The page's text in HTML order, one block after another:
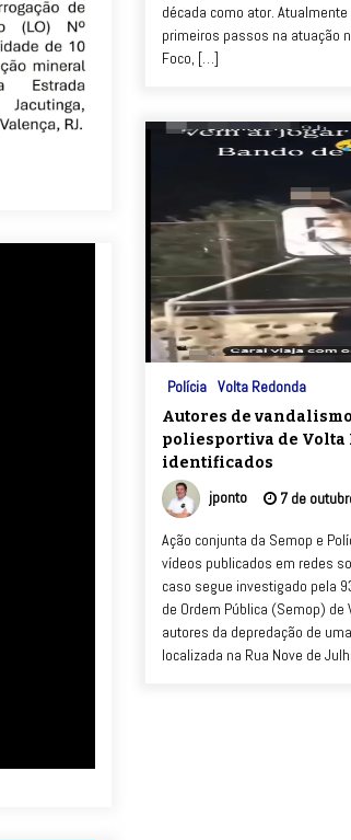
década como ator.
primeiros passos na atuação
Foco, […]
Polícia Volta Redonda
Autores de
poliesportiva de Volta
identificados
jponto 7 de
Ação conjunta da Semop e
vídeos publicados em redes
caso segue investigado pela
de Ordem Pública (Semop)
autores da depredação de
localizada na Rua Nove de